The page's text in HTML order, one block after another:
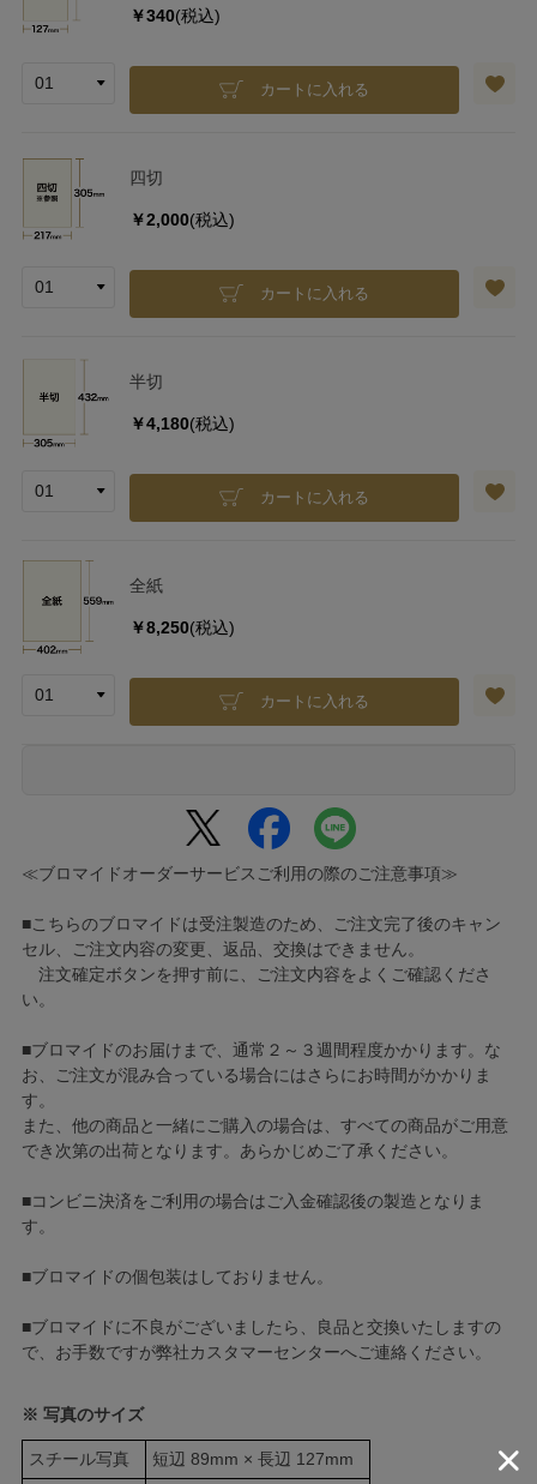
￥340(税込)
カートに入れる
四切
￥2,000(税込)
カートに入れる
半切
￥4,180(税込)
カートに入れる
全紙
￥8,250(税込)
カートに入れる
≪ブロマイドオーダーサービスご利用の際のご注意事項≫
■こちらのブロマイドは受注製造のため、ご注文完了後のキャン
セル、ご注文内容の変更、返品、交換はできません。
注文確定ボタンを押す前に、ご注文内容をよくご確認くださ
い。
■ブロマイドのお届けまで、通常２～３週間程度かかります。な
お、ご注文が混み合っている場合にはさらにお時間がかかりま
す。
また、他の商品と一緒にご購入の場合は、すべての商品がご用意
でき次第の出荷となります。あらかじめご了承ください。
■コンビニ決済をご利用の場合はご入金確認後の製造となりま
す。
■ブロマイドの個包装はしておりません。
■ブロマイドに不良がございましたら、良品と交換いたしますの
で、お手数ですが弊社カスタマーセンターへご連絡ください。
※ 写真のサイズ
スチール写真 短辺 89mm × 長辺 127mm